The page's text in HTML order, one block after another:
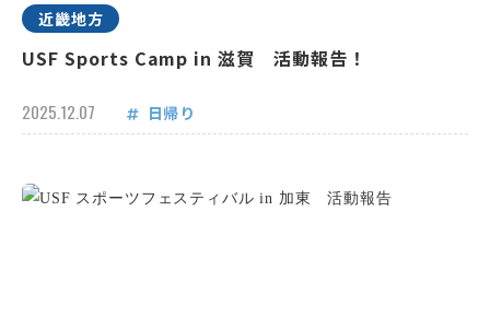
近畿地方
USF Sports Camp in 滋賀 活動報告！
2025.12.07 日帰り